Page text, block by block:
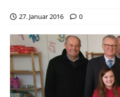
27. Januar 2016 0